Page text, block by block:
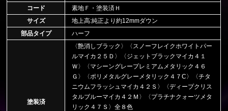
コード
素地Ｆ・塗装済Ｈ
サイズ
地上高:純正より約12mmダウン
部品タイプ
ハーフ
塗装済
〈艶消しブラック〉〈スノーフレイクホワイトパー
ルマイカ２５Ｄ〉〈ジェットブラックマイカ４１
Ｗ〉〈マシーングレープレミアムメタリック４６
Ｇ〉〈ポリメタルグレーメタリック４７C〉〈チタ
ニウムフラッシュマイカ４２Ｓ〉〈ディープクリス
タルブルーマイカ４２Ｍ〉〈プラチナクォーツメタ
リック４７Ｓ〉全８色